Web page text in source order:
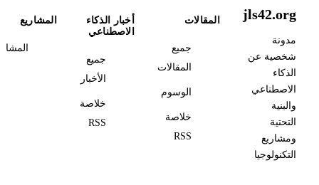
jls42.org
مدونة
شخصية عن
الذكاء
الاصطناعي
والبنية
التحتية
ومشاريع
التكنولوجيا
المقالات
جميع
المقالات
الوسوم
خلاصة
RSS
أخبار الذكاء
الاصطناعي
جميع
الأخبار
خلاصة
RSS
المشاريع